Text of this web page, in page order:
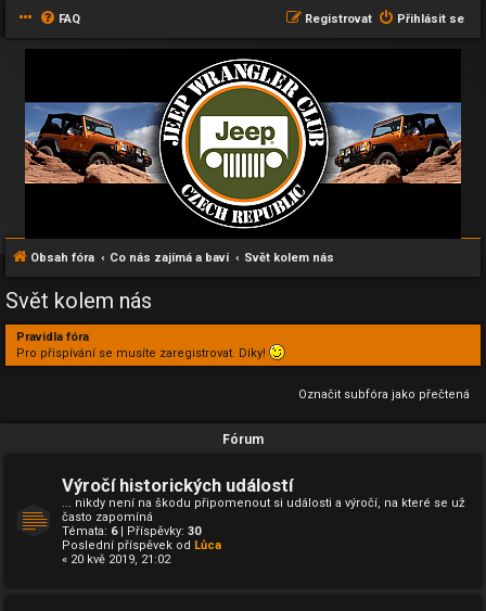
FAQ Přihlásit se
Registrovat
Obsah fóra Co nás zajímá a baví Svět kolem nás
Svět kolem nás
Pravidla fóra
Pro přispívání se musíte zaregistrovat. Díky!
Označit subfóra jako přečtená
Fórum
Výročí historických událostí
... nikdy není na škodu připomenout si události a výročí, na které se už
často zapomíná
Témata: 6| Příspěvky: 30
Poslední příspěvek od Lůca
« 20 kvě 2019, 21:02